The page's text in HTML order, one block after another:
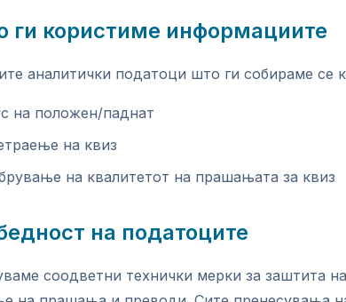
ги користиме информациите
аналитички податоци што ги собираме се
на положен/паднат
на квиз
на квалитетот на прашањата за квиз
на податоците
соодветни технички мерки за заштита